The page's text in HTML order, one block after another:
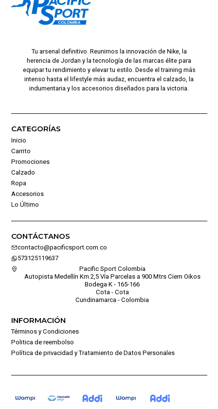
Tu arsenal definitivo. Reunimos la innovación de Nike, la
herencia de Jordan y la tecnología de las marcas élite para
equipar tu rendimiento y elevar tu estilo. Desde el training más
intenso hasta el lifestyle más audaz, encuentra el calzado, la
indumentaria y los accesorios diseñados para la victoria.
CATEGORÍAS
Inicio
Carrito
Promociones
Calzado
Ropa
Accesorios
Lo Último
CONTÁCTANOS
contacto@pacificsport.com.co
573125119637
Pacific Sport Colombia
Autopista Medellín Km 2,5 Vía Parcelas a 900 Mtrs Ciem Oikos
Bodega K - 165-166
Cota - Cota
Cundinamarca - Colombia
INFORMACIÓN
Términos y Condiciones
Politica de reembolso
Política de privacidad y Tratamiento de Datos Personales